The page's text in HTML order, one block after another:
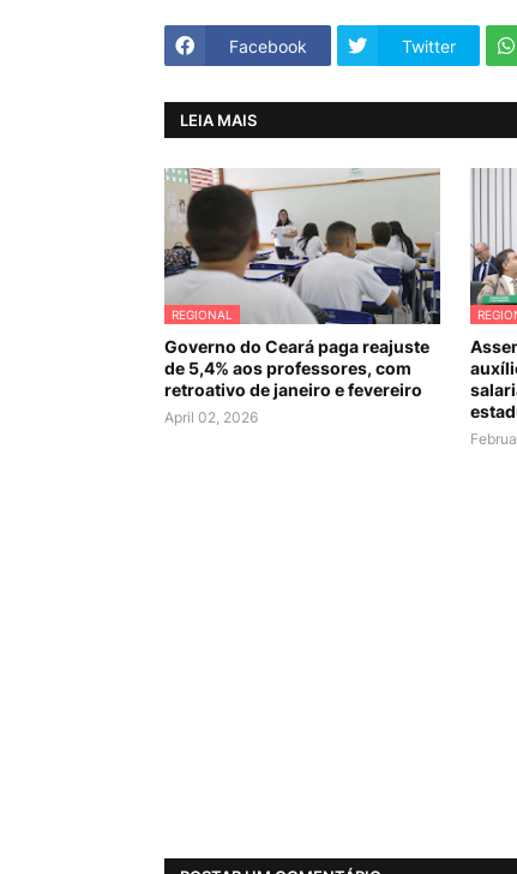
Facebook Twitter
LEIA MAIS
REGIONAL
Governo do Ceará paga reajuste
de 5,4% aos professores, com
retroativo de janeiro e fevereiro
April 02, 2026